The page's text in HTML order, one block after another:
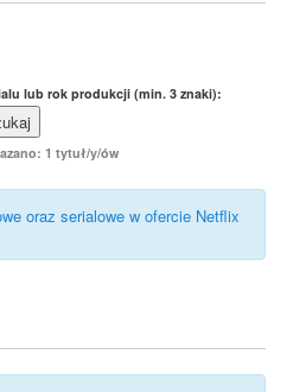
lub rok produkcji (min. 3 znaki):
1 tytuł/y/ów
oraz serialowe w ofercie Netflix